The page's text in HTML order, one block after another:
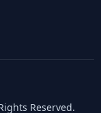
Reserved.